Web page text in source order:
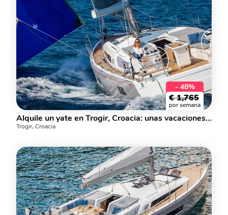
- 48%
€ 1,765
por semana
Alquile un yate en Trogir, Croacia: unas vacaciones perfectas en un barco de alquiler para hasta 8 personas.
Trogir, Croacia